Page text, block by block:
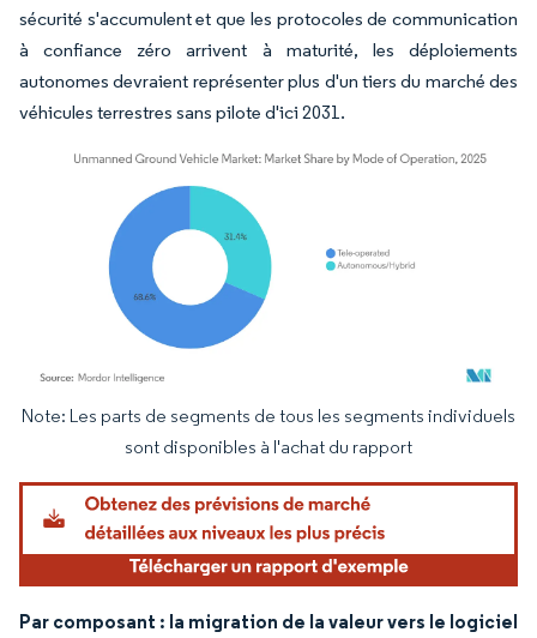
sécurité s'accumulent et que les protocoles de communication
à confiance zéro arrivent à maturité, les déploiements
autonomes devraient représenter plus d'un tiers du marché des
véhicules terrestres sans pilote d'ici 2031.
Image © Mordor Intelligence. La réutilisation nécessite une attribution sous CC BY
Note: Les parts de segments de tous les segments individuels
sont disponibles à l'achat du rapport
Par composant : la migration de la valeur vers le logiciel